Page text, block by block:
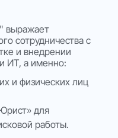
выражает
сотрудничества с
и внедрении
ИТ, а именно:
и физических лиц
для
работы.